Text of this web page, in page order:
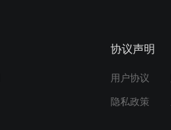
协议声明
用户协议
隐私政策